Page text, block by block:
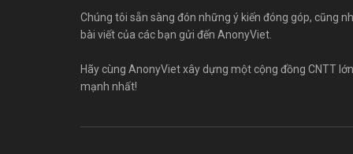
Chúng tôi sẵn sàng đón những ý kiến đóng góp, cũng
bài viết của các bạn gửi đến AnonyViet.
Hãy cùng AnonyViet xây dựng một cộng đồng CNTT lớn
mạnh nhất!